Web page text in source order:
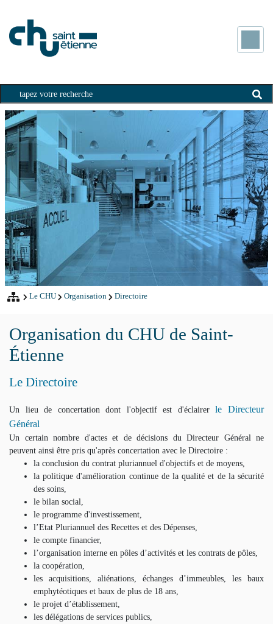
Le CHU Organisation Directoire
Organisation du CHU de Saint-
Étienne
Le Directoire
Un lieu de concertation dont l'objectif est d'éclairerle Directeur
Général
Un certain nombre d'actes et de décisions du Directeur Général ne
peuvent ainsi être pris qu'après concertation avec le Directoire :
la conclusion du contrat pluriannuel d'objectifs et de moyens,
la politique d'amélioration continue de la qualité et de la sécurité
des soins,
le bilan social,
le programme d'investissement,
l’Etat Pluriannuel des Recettes et des Dépenses,
le compte financier,
l’organisation interne en pôles d’activités et les contrats de pôles,
la coopération,
les acquisitions, aliénations, échanges d’immeubles, les baux
emphytéotiques et baux de plus de 18 ans,
le projet d’établissement,
les délégations de services publics,